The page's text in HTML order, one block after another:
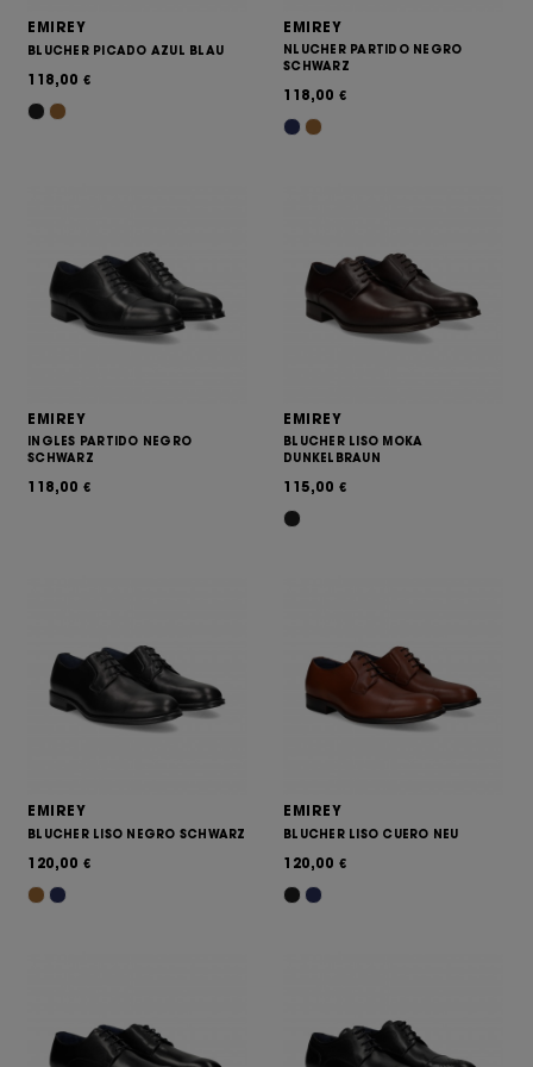
EMIREY
BLUCHER PICADO AZUL BLAU
118,00 €
EMIREY
NLUCHER PARTIDO NEGRO
SCHWARZ
118,00 €
EMIREY
INGLES PARTIDO NEGRO
SCHWARZ
118,00 €
EMIREY
BLUCHER LISO MOKA
DUNKELBRAUN
115,00 €
EMIREY
BLUCHER LISO NEGRO SCHWARZ
120,00 €
EMIREY
BLUCHER LISO CUERO NEU
120,00 €